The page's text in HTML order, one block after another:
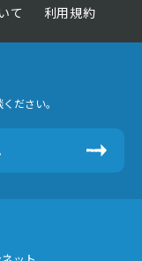
て 利用規約
ださい。